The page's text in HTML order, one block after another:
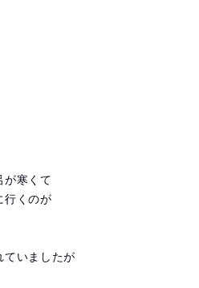
が寒くて
行くのが
ていましたが